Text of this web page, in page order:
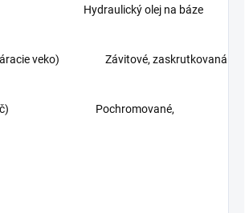
olej na báze
veko) Závitové, zaskrutkovaná
tyč) Pochromované,